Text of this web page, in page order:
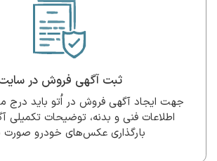
ثبت آگهی فروش در
جهت ایجاد آگهی فروش در اُتو باید درج
اطلاعات فنی و بدنه، توضیحات تکمیلی
بارگذاری عکس‌های خودرو صورت